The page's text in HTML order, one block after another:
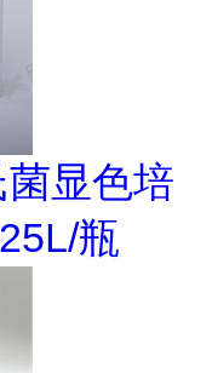
显色培
瓶